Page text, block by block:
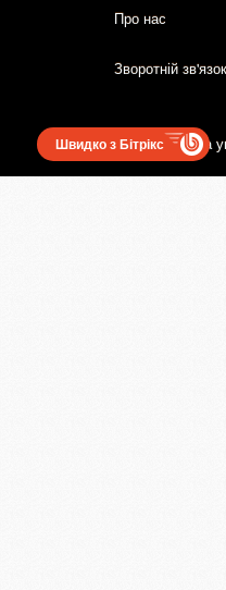
Про нас
Зворотній зв'язок
Користувацька
Швидко з Бітрікс